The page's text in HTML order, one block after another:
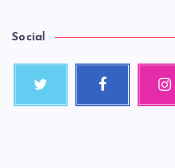
Social